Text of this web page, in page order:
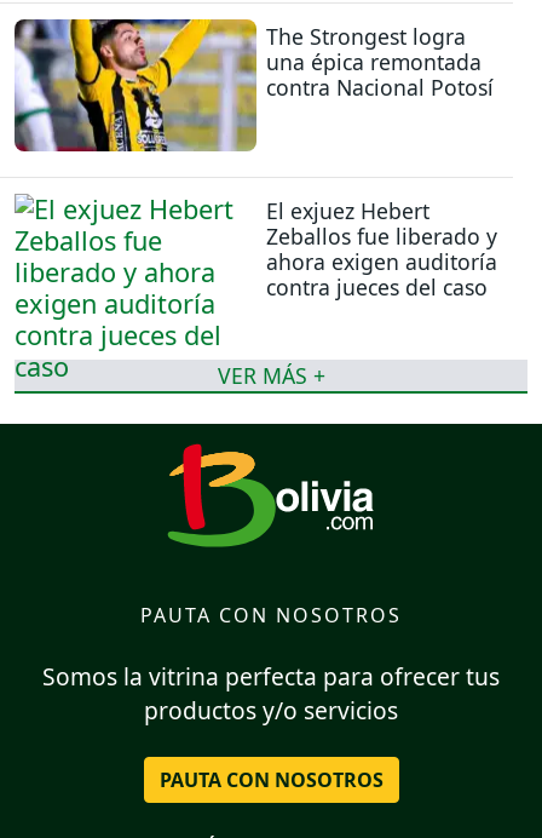
The Strongest logra
una épica remontada
contra Nacional Potosí
El exjuez Hebert
Zeballos fue liberado y
ahora exigen auditoría
contra jueces del caso
VER MÁS +
PAUTA CON NOSOTROS
Somos la vitrina perfecta para ofrecer tus
productos y/o servicios
PAUTA CON NOSOTROS